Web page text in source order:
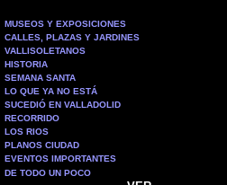
MUSEOS Y EXPOSICIONES
CALLES, PLAZAS Y JARDINES
VALLISOLETANOS
HISTORIA
SEMANA SANTA
LO QUE YA NO ESTÁ
SUCEDIÓ EN VALLADOLID
RECORRIDO
LOS RIOS
PLANOS CIUDAD
EVENTOS IMPORTANTES
DE TODO UN POCO